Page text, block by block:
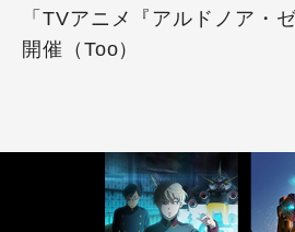
「TVアニメ『アルドノア・
開催（Too）